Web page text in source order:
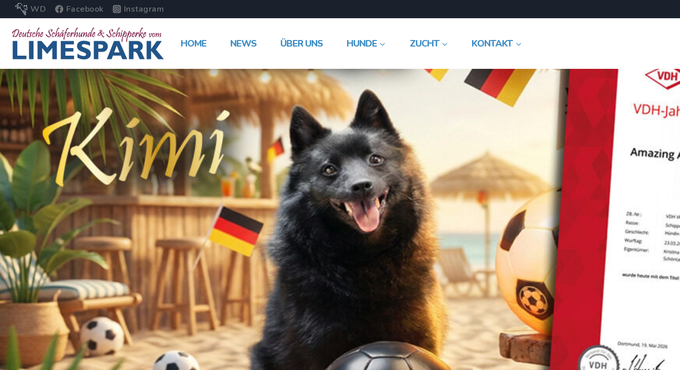
WD Facebook Instagram
HOME NEWS ÜBER UNS HUNDE ZUCHT KONTAKT